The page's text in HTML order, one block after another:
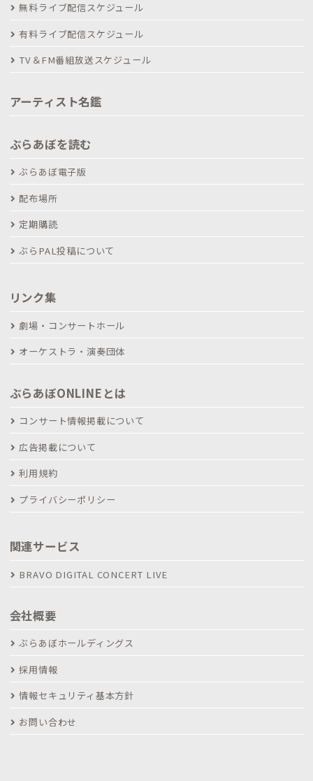
無料ライブ配信スケジュール
有料ライブ配信スケジュール
TV＆FM番組放送スケジュール
アーティスト名鑑
ぶらあぼを読む
ぶらあぼ電子版
配布場所
定期購読
ぶらPAL投稿について
リンク集
劇場・コンサートホール
オーケストラ・演奏団体
ぶらあぼONLINEとは
コンサート情報掲載について
広告掲載について
利用規約
プライバシーポリシー
関連サービス
BRAVO DIGITAL CONCERT LIVE
会社概要
ぶらあぼホールディングス
採用情報
情報セキュリティ基本方針
お問い合わせ